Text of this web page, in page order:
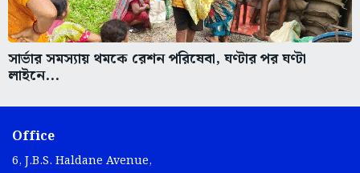
সার্ভার সমস্যায় থমকে রেশন পরিষেবা, ঘণ্টার পর ঘণ্টা
লাইনে...
Office
6, J.B.S. Haldane Avenue,